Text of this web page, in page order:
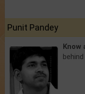
Punit Pandey
Know